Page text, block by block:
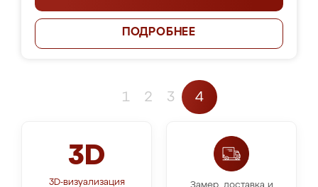
ПОДРОБНЕЕ
1 2 3 4
3D
3D-визуализация